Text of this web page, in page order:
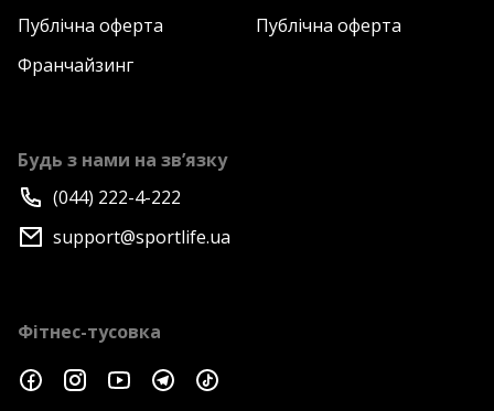
Публічна оферта
Публічна оферта
Франчайзинг
Будь з нами на зв’язку
(044) 222-4-222
support@sportlife.ua
Фітнес-тусовка